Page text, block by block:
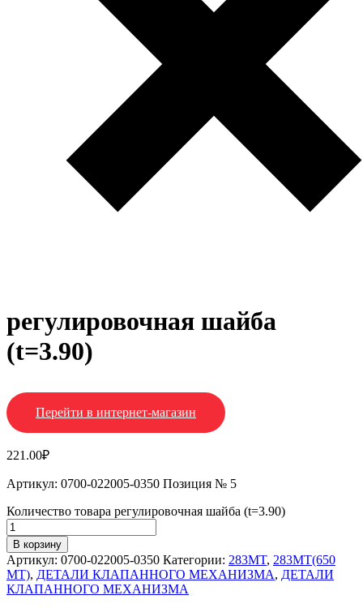
регулировочная шайба
(t=3.90)
Перейти в интернет-магазин
221.00₽
Артикул: 0700-022005-0350 Позиция № 5
Количество товара регулировочная шайба (t=3.90)
В корзину
Артикул: 0700-022005-0350 Категории: 283MT, 283MT(650
MT), ДЕТАЛИ КЛАПАННОГО МЕХАНИЗМА, ДЕТАЛИ
КЛАПАННОГО МЕХАНИЗМА